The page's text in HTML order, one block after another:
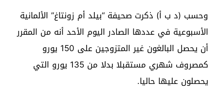
وحسب (د ب أ) ذكرت صحيفة “بيلد أم زونتاغ” الألمانية
الأسبوعية في عددها الصادر اليوم الأحد أنه من المقرر
أن يحصل البالغون غير المتزوجين على 150 يورو
كمصروف شهري مستقبلا بدلا من 135 يورو التي
يحصلون عليها حاليا.